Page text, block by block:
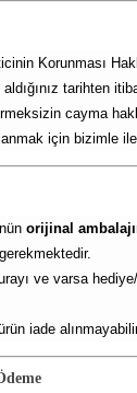
Korunması
tarihten
cayma
için bizimle
orijinal
ve varsa
iade